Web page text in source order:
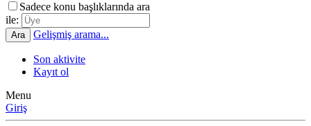
Sadece konu başlıklarında ara
ile:
Ara Gelişmiş arama...
Son aktivite
Kayıt ol
Menu
Giriş